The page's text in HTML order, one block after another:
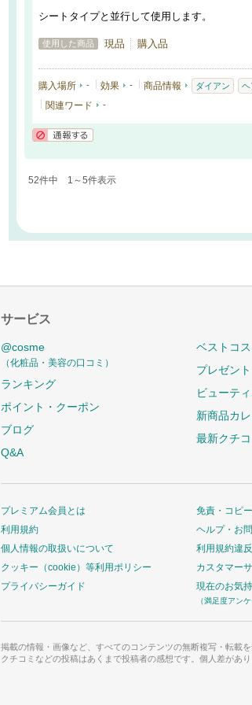
シートタイプと並行して使用します。
使用した商品 現品 購入品
購入場所 - 効果 - 商品情報 ダイアン ヘ
関連ワード -
52件中 1～5件表示
サービス
@cosme
（化粧品・美容の口コミ）
ランキング
ポイント・クーポン
ブログ
Q&A
ベストコス
プレゼント
ビューテ
新商品カ
最新クチコ
プレミアム会員とは
利用規約
個人情報の取扱いについて
クッキー（cookie）等利用ポリシー
プライバシーガイド
免責・コピ
ヘルプ・お
利用規約違
カスタマー
現在のお気
（満足度アン
掲載の情報・画像など、すべてのコンテンツの無断複写・転載を
クチコミなどの投稿はあくまで投稿者の感想です。個人差があり